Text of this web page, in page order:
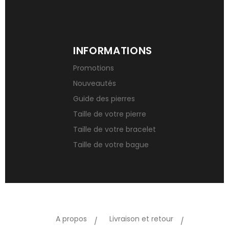
INFORMATIONS
Promotions
Nouveautés
Guide des pierres
Taille de votre pierre
Taille de votre bracelet
Taille de votre bague
A propos Livraison et retour